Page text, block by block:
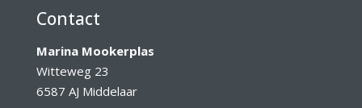
Contact
Marina Mookerplas
Witteweg 23
6587 AJ Middelaar